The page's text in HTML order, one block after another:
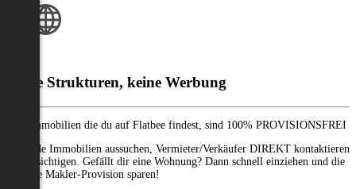
Klare Strukturen, keine Werbung
Alle Immobilien die du auf Flatbee findest, sind 100% PROVISIONSFREI
Passende Immobilien aussuchen, Vermieter/Verkäufer DIREKT kontaktieren
und besichtigen. Gefällt dir eine Wohnung? Dann schnell einziehen und die
gesamte Makler-Provision sparen!